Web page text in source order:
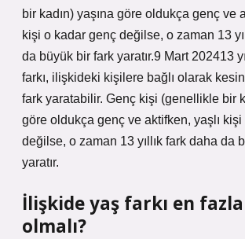
bir kadın) yaşına göre oldukça genç ve
kişi o kadar genç değilse, o zaman 13
da büyük bir fark yaratır.9 Mart 202413
farkı, ilişkideki kişilere bağlı olarak
fark yaratabilir. Genç kişi (genellikle bir
göre oldukça genç ve aktifken, yaşlı
değilse, o zaman 13 yıllık fark daha da
yaratır.
İlişkide yaş farkı en
olmalı?